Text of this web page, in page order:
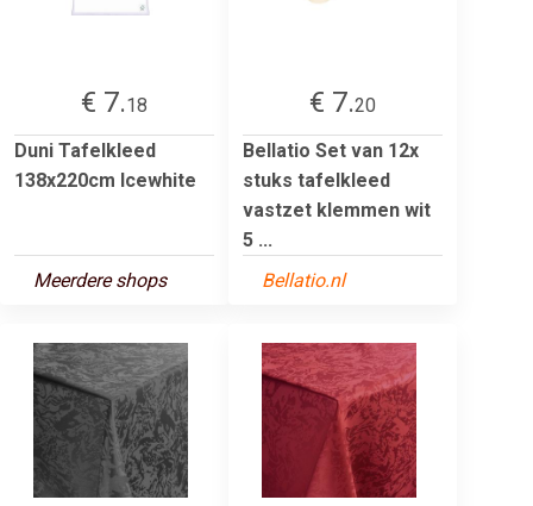
€ 7.18
Duni Tafelkleed
138x220cm Icewhite
Meerdere shops
€ 7.20
Bellatio Set van 12x
stuks tafelkleed
vastzet klemmen wit
5 ...
Bellatio.nl